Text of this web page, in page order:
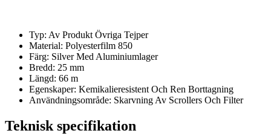
Typ: Av Produkt Övriga Tejper
Material: Polyesterfilm 850
Färg: Silver Med Aluminiumlager
Bredd: 25 mm
Längd: 66 m
Egenskaper: Kemikalieresistent Och Ren Borttagning
Användningsområde: Skarvning Av Scrollers Och Filter
Teknisk specifikation